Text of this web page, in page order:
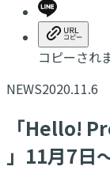
コピーされ
NEWS2020.11.6
「Hello!
」11月7日